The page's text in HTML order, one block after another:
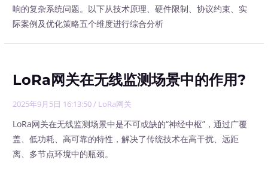
响的复杂系统问题。以下从技术原理、硬件限制、协议约束、实
际案例及优化策略五个维度进行综合分析
LoRa网关在无线监测场景中的作用?
2025年9月5日 16:13:50/ LoRa网关
LoRa网关在无线监测场景中是不可或缺的“神经中枢”，通过广覆
盖、低功耗、高可靠的特性，解决了传统技术在高干扰、远距
离、多节点环境中的瓶颈。